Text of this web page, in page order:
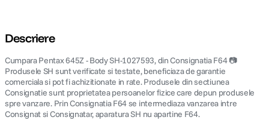
Descriere
Cumpara Pentax 645Z - Body SH-1027593, din Consignatia F64 📷
Produsele SH sunt verificate si testate, beneficiaza de garantie
comerciala si pot fi achizitionate in rate. Produsele din sectiunea
Consignatie sunt proprietatea persoanelor fizice care depun produsele
spre vanzare. Prin Consignatia F64 se intermediaza vanzarea intre
Consignat si Consignatar, aparatura SH nu apartine F64.